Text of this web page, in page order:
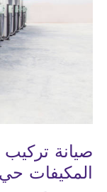
صيانة
المكيفات